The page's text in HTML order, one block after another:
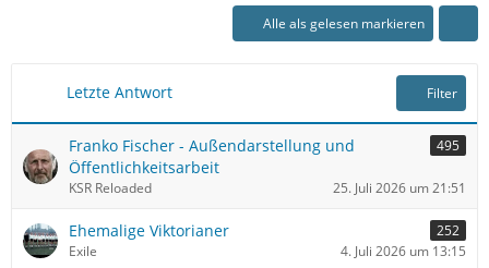
Alle als gelesen markieren
Letzte Antwort Filter
Franko Fischer - Außendarstellung und
Öffentlichkeitsarbeit
495
KSR Reloaded 25. Juli 2026 um 21:51
Ehemalige Viktorianer
252
Exile
4. Juli 2026 um 13:15